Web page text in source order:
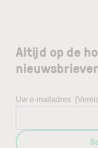
Altijd op de
Uw e-mailadres